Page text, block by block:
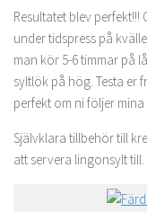
Resultatet blev perfekt!!!
under tidspress på
man kör 5-6 timmar på
syltlök på hög. Testa er
perfekt om ni följer
Självklara tillbehör till
att servera lingonsylt